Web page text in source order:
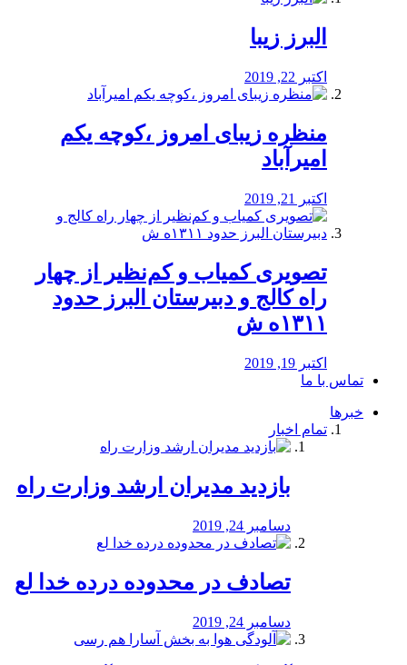
البرز زیبا
اکتبر 22, 2019
منظره‌‌ زیبای امروز ،کوچه یکم
امیرآباد
اکتبر 21, 2019
️تصویری کمیاب و کم‌نظیر از چهار
راه كالج و دبيرستان البرز حدود
۱۳۱۱ه ش
اکتبر 19, 2019
تماس با ما
خبرها
تمام اخبار
بازدید مدیران ارشد وزارت راه
دسامبر 24, 2019
تصادف در محدوده درده خدا لع
دسامبر 24, 2019